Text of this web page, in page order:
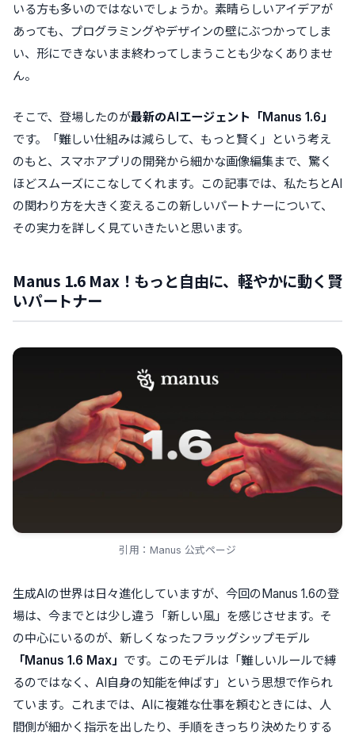
いる方も多いのではないでしょうか。素晴らしいアイデアが
あっても、プログラミングやデザインの壁にぶつかってしま
い、形にできないまま終わってしまうことも少なくありませ
ん。
そこで、登場したのが最新のAIエージェント「Manus 1.6」
です。「難しい仕組みは減らして、もっと賢く」という考え
のもと、スマホアプリの開発から細かな画像編集まで、驚く
ほどスムーズにこなしてくれます。この記事では、私たちとAI
の関わり方を大きく変えるこの新しいパートナーについて、
その実力を詳しく見ていきたいと思います。
Manus 1.6 Max！もっと自由に、軽やかに動く賢
いパートナー
引用：Manus 公式ページ
生成AIの世界は日々進化していますが、今回のManus 1.6の登
場は、今までとは少し違う「新しい風」を感じさせます。そ
の中心にいるのが、新しくなったフラッグシップモデル
「Manus 1.6 Max」 です。このモデルは「難しいルールで縛
るのではなく、AI自身の知能を伸ばす」という思想で作られ
ています。これまでは、AIに複雑な仕事を頼むときには、人
間側が細かく指示を出したり、手順をきっちり決めたりする